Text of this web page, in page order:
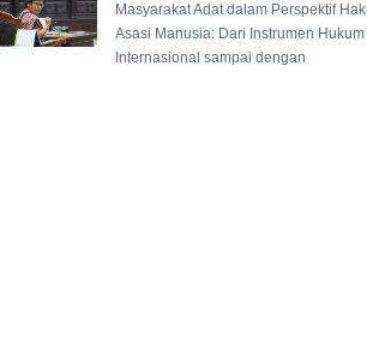
Masyarakat Adat dalam Perspektif Hak
Asasi Manusia: Dari Instrumen Hukum
Internasional sampai dengan